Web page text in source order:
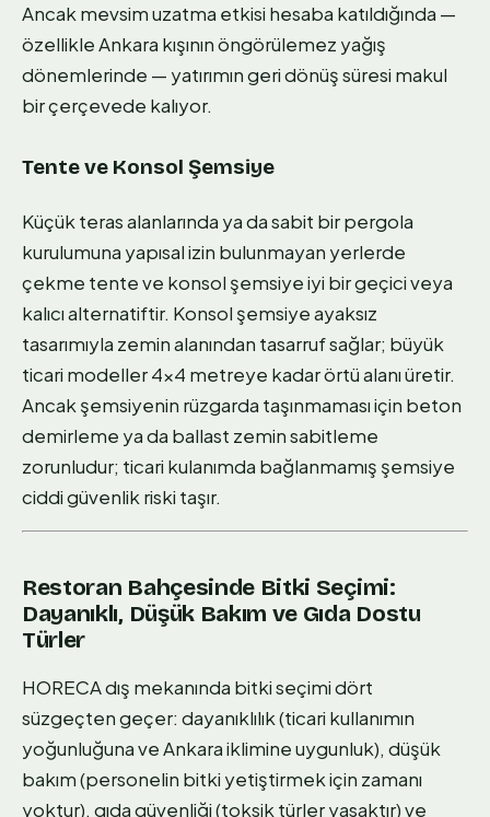
Ancak mevsim uzatma etkisi hesaba katıldığında —
özellikle Ankara kışının öngörülemez yağış
dönemlerinde — yatırımın geri dönüş süresi makul
bir çerçevede kalıyor.
Tente ve Konsol Şemsiye
Küçük teras alanlarında ya da sabit bir pergola
kurulumuna yapısal izin bulunmayan yerlerde
çekme tente ve konsol şemsiye iyi bir geçici veya
kalıcı alternatiftir. Konsol şemsiye ayaksız
tasarımıyla zemin alanından tasarruf sağlar; büyük
ticari modeller 4x4 metreye kadar örtü alanı üretir.
Ancak şemsiyenin rüzgarda taşınmaması için beton
demirleme ya da ballast zemin sabitleme
zorunludur; ticari kulanımda bağlanmamış şemsiye
ciddi güvenlik riski taşır.
Restoran Bahçesinde Bitki Seçimi:
Dayanıklı, Düşük Bakım ve Gıda Dostu
Türler
HORECA dış mekanında bitki seçimi dört
süzgeçten geçer: dayanıklılık (ticari kullanımın
yoğunluğuna ve Ankara iklimine uygunluk), düşük
bakım (personelin bitki yetiştirmek için zamanı
yoktur), gıda güvenliği (toksik türler yasaktır) ve